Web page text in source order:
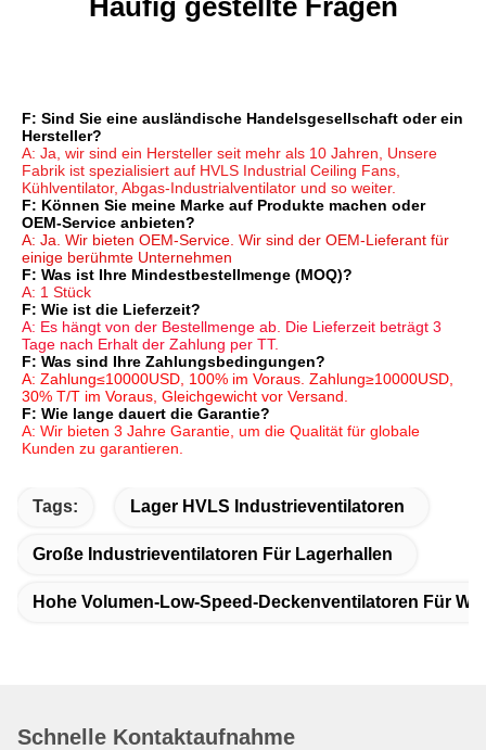
F: Sind Sie eine ausländische Handelsgesellschaft oder ein
Hersteller?
A: Ja, wir sind ein Hersteller seit mehr als 10 Jahren, Unsere
Fabrik ist spezialisiert auf HVLS Industrial Ceiling Fans,
Kühlventilator, Abgas-Industrialventilator und so weiter.
F: Können Sie meine Marke auf Produkte machen oder
OEM-Service anbieten?
A: Ja. Wir bieten OEM-Service. Wir sind der OEM-Lieferant für
einige berühmte Unternehmen
F: Was ist Ihre Mindestbestellmenge (MOQ)?
A: 1 Stück
F: Wie ist die Lieferzeit?
A: Es hängt von der Bestellmenge ab. Die Lieferzeit beträgt 3
Tage nach Erhalt der Zahlung per TT.
F: Was sind Ihre Zahlungsbedingungen?
A: Zahlung≤10000USD, 100% im Voraus. Zahlung≥10000USD,
30% T/T im Voraus, Gleichgewicht vor Versand.
F: Wie lange dauert die Garantie?
A: Wir bieten 3 Jahre Garantie, um die Qualität für globale
Kunden zu garantieren.
Tags: Lager HVLS Industrieventilatoren
Große Industrieventilatoren Für Lagerhallen
Hohe Volumen-Low-Speed-Deckenventilatoren Für
Schnelle Kontaktaufnahme